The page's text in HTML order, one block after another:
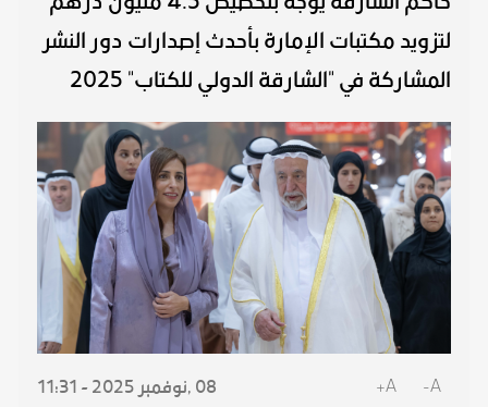
لتزويد مكتبات الإمارة بأحدث إصدارات دور النشر
المشاركة في "الشارقة الدولي للكتاب" 2025
A-
A+
08 , نوفمبر 2025 - 11:31